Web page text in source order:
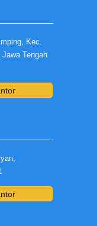
Kec.
Tengah